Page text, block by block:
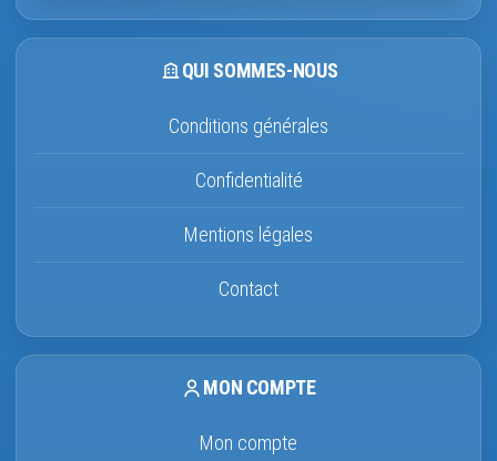
QUI SOMMES-NOUS
Conditions générales
Confidentialité
Mentions légales
Contact
MON COMPTE
Mon compte